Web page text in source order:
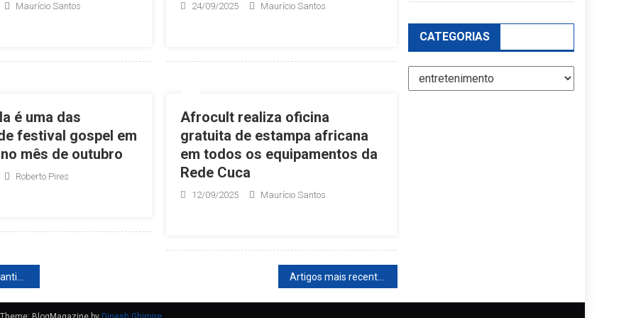
Maurício Santos 24/09/2025 Maurício Santos
é uma das
festival gospel em
mês de outubro
Roberto Pires
Afrocult realiza oficina
gratuita de estampa africana
em todos os equipamentos da
Rede Cuca
12/09/2025 Maurício Santos
CATEGORIAS
Categorias